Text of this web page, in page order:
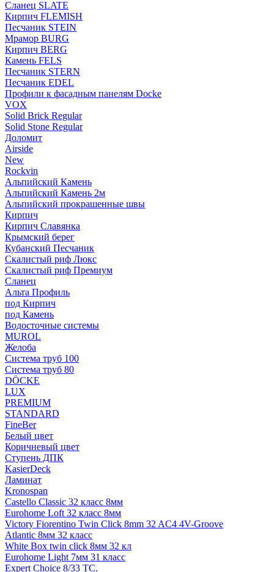
Сланец SLATE
Кирпич FLEMISH
Пес­ча­ник STEIN
Мрамор BURG
Кирпич BERG
Камень FELS
Пес­ча­ник STERN
Пес­ча­ник EDEL
Профили к фасадным панелям Docke
VOX
Solid Brick Regular
Solid Stone Regular
Доломит
Airside
New
Rockvin
Альпийский Камень
Альпийский Камень 2м
Альпийский прокрашенные швы
Кирпич
Кирпич Славянка
Крымский берег
Кубанский Песчаник
Скалистый риф Люкс
Скалистый риф Премиум
Сланец
Альта Профиль
под Кирпич
под Камень
Водосточные системы
MUROL
Желоба
Система труб 100
Система труб 80
DÖCKE
LUX
PREMIUM
STANDARD
FineBer
Белый цвет
Коричневый цвет
Ступень ДПК
KasierDeck
Ламинат
Kronospan
Castello Classic 32 класс 8мм
Eurohome Loft 32 класс 8мм
Victory Fiorentino Twin Click 8mm 32 AC4 4V-Groove
Atlantic 8мм 32 класс
White Box twin click 8мм 32 кл
Eurohome Light 7мм 31 класс
Expert Choice 8/33 TC.